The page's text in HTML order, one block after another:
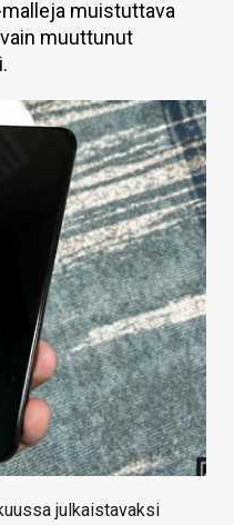
muistuttava
muuttunut
julkaistavaksi